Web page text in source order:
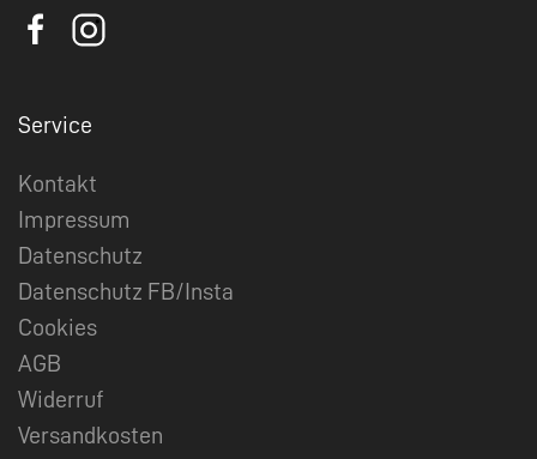
Service
Kontakt
Impressum
Datenschutz
Datenschutz FB/Insta
Cookies
AGB
Widerruf
Versandkosten